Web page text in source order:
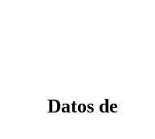
Datos de